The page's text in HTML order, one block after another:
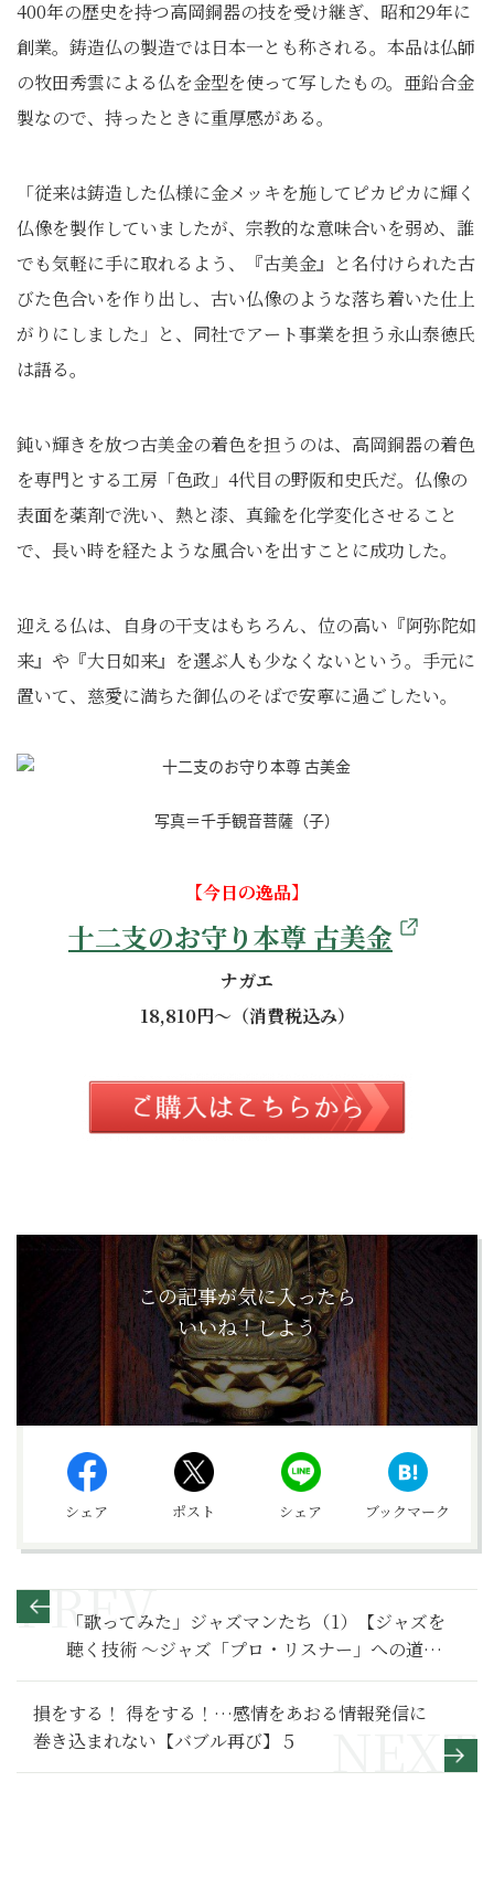
400年の歴史を持つ高岡銅器の技を受け継ぎ、昭和29年に
創業。鋳造仏の製造では日本一とも称される。本品は仏師
の牧田秀雲による仏を金型を使って写したもの。亜鉛合金
製なので、持ったときに重厚感がある。
「従来は鋳造した仏様に金メッキを施してピカピカに輝く
仏像を製作していましたが、宗教的な意味合いを弱め、誰
でも気軽に手に取れるよう、『古美金』と名付けられた古
びた色合いを作り出し、古い仏像のような落ち着いた仕上
がりにしました」と、同社でアート事業を担う永山泰徳氏
は語る。
鈍い輝きを放つ古美金の着色を担うのは、高岡銅器の着色
を専門とする工房「色政」4代目の野阪和史氏だ。仏像の
表面を薬剤で洗い、熱と漆、真鍮を化学変化させること
で、長い時を経たような風合いを出すことに成功した。
迎える仏は、自身の干支はもちろん、位の高い『阿弥陀如
来』や『大日如来』を選ぶ人も少なくないという。手元に
置いて、慈愛に満ちた御仏のそばで安寧に過ごしたい。
写真＝千手観音菩薩（子）
【今日の逸品】
十二支のお守り本尊 古美金
ナガエ
18,810円～（消費税込み）
この記事が気に入ったら
いいね！しよう
シェア ポスト シェア ブックマーク
「歌ってみた」ジャズマンたち（1）【ジャズを
聴く技術 〜ジャズ「プロ・リスナー」への道
165】
損をする！ 得をする！…感情をあおる情報発信に
巻き込まれない【バブル再び】５